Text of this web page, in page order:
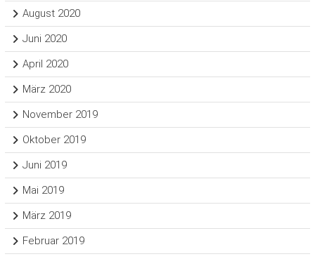
August 2020
Juni 2020
April 2020
März 2020
November 2019
Oktober 2019
Juni 2019
Mai 2019
März 2019
Februar 2019